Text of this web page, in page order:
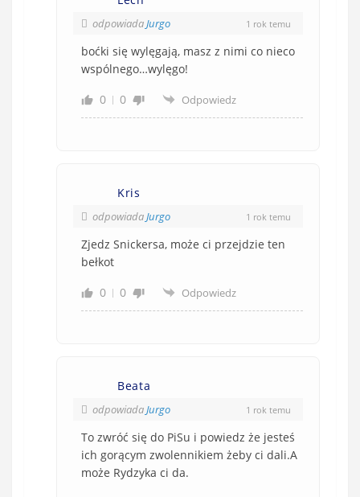
odpowiadaJurgo 1 rok temu
boćki się wylęgają, masz z nimi co nieco
wspólnego…wylęgo!
0
0 Odpowiedz
Kris
odpowiadaJurgo 1 rok temu
Zjedz Snickersa, może ci przejdzie ten
bełkot
0
0 Odpowiedz
Beata
odpowiadaJurgo 1 rok temu
To zwróć się do PiSu i powiedz że jesteś
ich gorącym zwolennikiem żeby ci dali.A
może Rydzyka ci da.